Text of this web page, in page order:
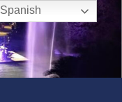
Spanish